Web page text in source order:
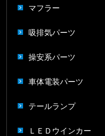
マフラー
吸排気パーツ
操安系パーツ
車体電装パーツ
テールランプ
ＬＥＤウインカー